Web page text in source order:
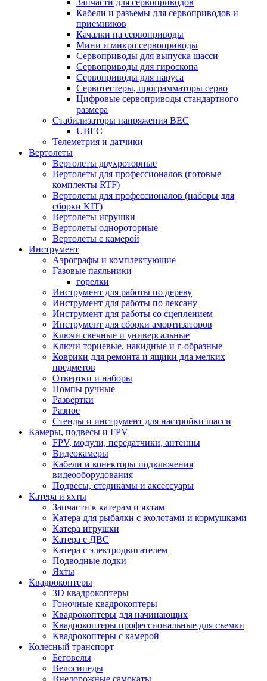
Запчасти для сервоприводов
Кабели и разъемы для сервоприводов и
приемников
Качалки на сервоприводы
Мини и микро сервоприводы
Сервоприводы для выпуска шасси
Сервоприводы для гироскопа
Сервоприводы для паруса
Сервотестеры, программаторы серво
Цифровые сервоприводы стандартного
размера
Стабилизаторы напряжения BEC
UBEC
Телеметрия и датчики
Вертолеты
Вертолеты двухроторные
Вертолеты для профессионалов (готовые
комплекты RTF)
Вертолеты для профессионалов (наборы для
сборки KIT)
Вертолеты игрушки
Вертолеты однороторные
Вертолеты с камерой
Инструмент
Аэрографы и комплектующие
Газовые паяльники
горелки
Инструмент для работы по дереву
Инструмент для работы по лексану
Инструмент для работы со сцеплением
Инструмент для сборки амортизаторов
Ключи свечные и универсальные
Ключи торцевые, накидные и г-образные
Коврики для ремонта и ящики дла мелких
предметов
Отвертки и наборы
Помпы ручные
Развертки
Разное
Стенды и инструмент для настройки шасси
Камеры, подвесы и FPV
FPV, модули, передатчики, антенны
Видеокамеры
Кабели и конекторы подключения
видеооборудования
Подвесы, стедикамы и аксессуары
Катера и яхты
Запчасти к катерам и яхтам
Катера для рыбалки с эхолотами и кормушками
Катера игрушки
Катера с ДВС
Катера с электродвигателем
Подводные лодки
Яхты
Квадрокоптеры
3D квадрокоптеры
Гоночные квадрокоптеры
Квадрокоптеры для начинающих
Квадрокоптеры профессиональные для съемки
Квадрокоптеры с камерой
Колесный транспорт
Беговелы
Велосипеды
Внедорожные самокаты